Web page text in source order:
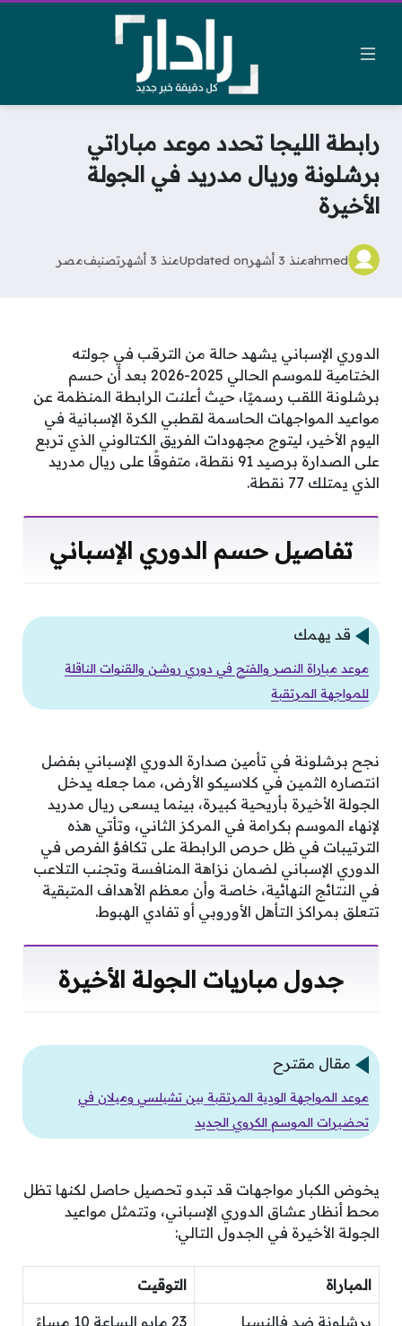
رابطة الليجا تحدد موعد مباراتي
برشلونة وريال مدريد في الجولة
الأخيرة
ahmedمنذ 3 أشهر Updated onمنذ 3 أشهر تصنيفمصر
الدوري الإسباني يشهد حالة من الترقب في جولته
الختامية للموسم الحالي 2025-2026 بعد أن حسم
برشلونة اللقب رسميًا، حيث أعلنت الرابطة المنظمة عن
مواعيد المواجهات الحاسمة لقطبي الكرة الإسبانية في
اليوم الأخير، ليتوج مجهودات الفريق الكتالوني الذي تربع
على الصدارة برصيد 91 نقطة، متفوقًا على ريال مدريد
الذي يمتلك 77 نقطة.
تفاصيل حسم الدوري الإسباني
قد يهمك
موعد مباراة النصر والفتح في دوري روشن والقنوات الناقلة
للمواجهة المرتقبة
نجح برشلونة في تأمين صدارة الدوري الإسباني بفضل
انتصاره الثمين في كلاسيكو الأرض، مما جعله يدخل
الجولة الأخيرة بأريحية كبيرة، بينما يسعى ريال مدريد
لإنهاء الموسم بكرامة في المركز الثاني، وتأتي هذه
الترتيبات في ظل حرص الرابطة على تكافؤ الفرص في
الدوري الإسباني لضمان نزاهة المنافسة وتجنب التلاعب
في النتائج النهائية، خاصة وأن معظم الأهداف المتبقية
تتعلق بمراكز التأهل الأوروبي أو تفادي الهبوط.
جدول مباريات الجولة الأخيرة
مقال مقترح
موعد المواجهة الودية المرتقبة بين تشيلسي وميلان في
تحضيرات الموسم الكروي الجديد
يخوض الكبار مواجهات قد تبدو تحصيل حاصل لكنها تظل
محط أنظار عشاق الدوري الإسباني، وتتمثل مواعيد
الجولة الأخيرة في الجدول التالي:
المباراة التوقيت
برشلونة ضد فالنسيا 23 مايو الساعة 10 مساءً